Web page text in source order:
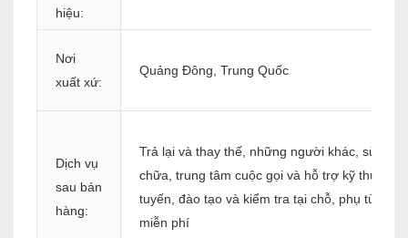
hiệu:
Nơi
xuất xứ:
Quảng Đông, Trung Quốc
Dịch vụ
sau bán
hàng:
Trả lại và thay thế, những người khác, sửa
chữa, trung tâm cuộc gọi và hỗ trợ kỹ thuật
tuyến, đào tạo và kiểm tra tại chỗ, phụ tùng
miễn phí